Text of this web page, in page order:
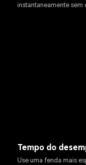
instantaneamente
Tempo do
Use uma fenda mais